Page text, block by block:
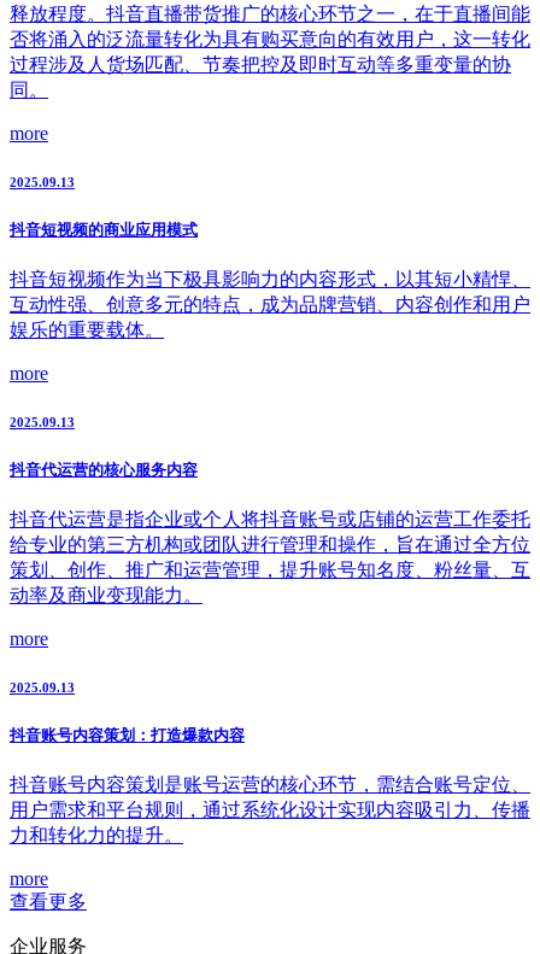
释放程度。抖音直播带货推广的核心环节之一，在于直播间能
否将涌入的泛流量转化为具有购买意向的有效用户，这一转化
过程涉及人货场匹配、节奏把控及即时互动等多重变量的协
同。
more
2025.09.13
抖音短视频的商业应用模式
抖音短视频作为当下极具影响力的内容形式，以其短小精悍、
互动性强、创意多元的特点，成为品牌营销、内容创作和用户
娱乐的重要载体。
more
2025.09.13
抖音代运营的核心服务内容
抖音代运营是指企业或个人将抖音账号或店铺的运营工作委托
给专业的第三方机构或团队进行管理和操作，旨在通过全方位
策划、创作、推广和运营管理，提升账号知名度、粉丝量、互
动率及商业变现能力。
more
2025.09.13
抖音账号内容策划：打造爆款内容
抖音账号内容策划是账号运营的核心环节，需结合账号定位、
用户需求和平台规则，通过系统化设计实现内容吸引力、传播
力和转化力的提升。
more
查看更多
企业服务